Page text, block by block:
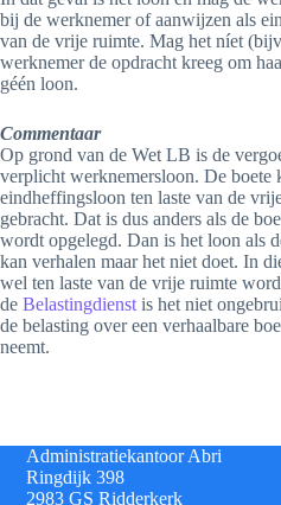
bij de werknemer of aanwijzen als
van de vrije ruimte. Mag het níet
werknemer de opdracht kreeg om
géén loon.
Commentaar
Op grond van de Wet LB is de
verplicht werknemersloon. De boete
eindheffingsloon ten laste van de
gebracht. Dat is dus anders als de
wordt opgelegd. Dan is het loon als
kan verhalen maar het niet doet. In
wel ten laste van de vrije ruimte
de Belastingdienst is het niet
de belasting over een verhaalbare
neemt.
Administratiekantoor Abri
Ringdijk 398
2983 GS Ridderkerk